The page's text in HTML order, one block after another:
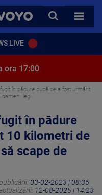
VOYO
CAUTA
TOATE
LIVE
ora 17:00
în pădure după ce a fost urmărit
oamenii legii
în pădure
10 kilometri de
scape de
03-02-2023 | 08:36
12-08-2025 | 14:23